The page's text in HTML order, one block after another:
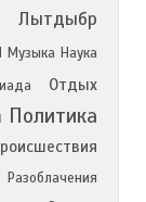
Лытдыбр
Музыка Наука
Отдых
Политика
Разоблачения